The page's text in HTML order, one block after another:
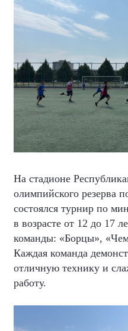
На стадионе
олимпийского резерва
состоялся турнир по
в возрасте от 12 до 17
команды: «Борцы»,
Каждая команда
отличную технику и
работу.